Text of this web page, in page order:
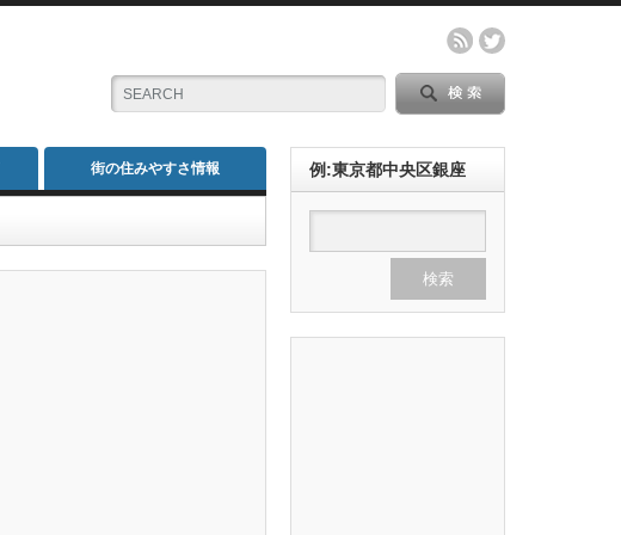
街の住みやすさ情報 例:東京都中央区銀座